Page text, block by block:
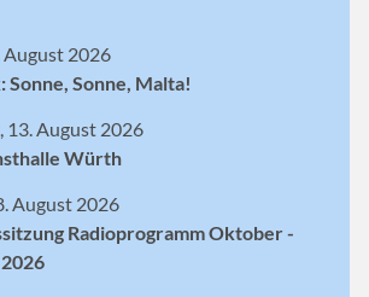
August 2026
Sonne, Malta!
13. August 2026
Würth
August 2026
Radioprogramm Oktober -